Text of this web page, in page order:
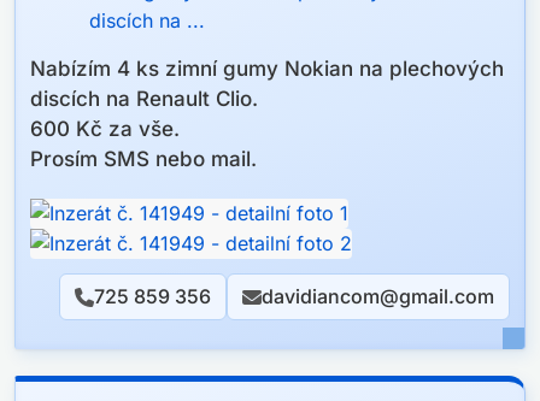
Nabízím 4 ks zimní gumy Nokian na plechových
discích na Renault Clio.
600 Kč za vše.
Prosím SMS nebo mail.
725 859 356 davidiancom@gmail.com